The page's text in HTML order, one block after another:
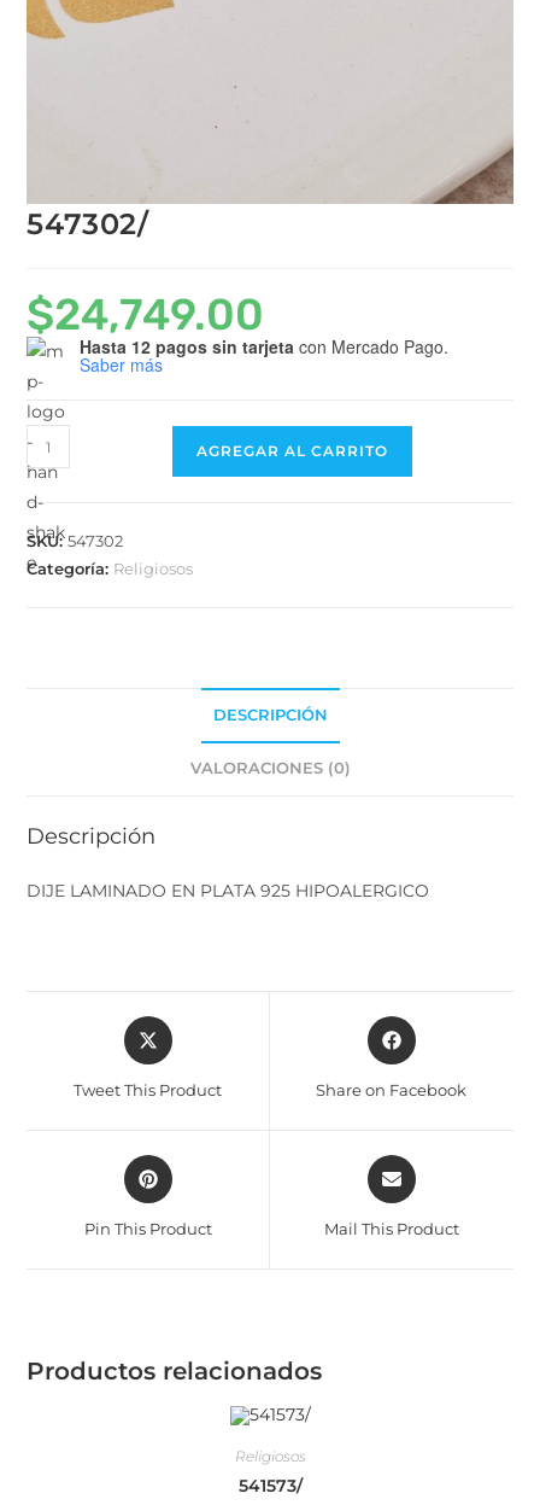
547302/
$24,749.00
Hasta 12 pagos sin tarjeta con Mercado Pago.
Saber más
AGREGAR AL CARRITO
SKU:547302
Categoría: Religiosos
DESCRIPCIÓN
VALORACIONES (0)
Descripción
DIJE LAMINADO EN PLATA 925 HIPOALERGICO
Tweet This Product Share on Facebook
Pin This Product Mail This Product
Productos relacionados
Religiosos
541573/